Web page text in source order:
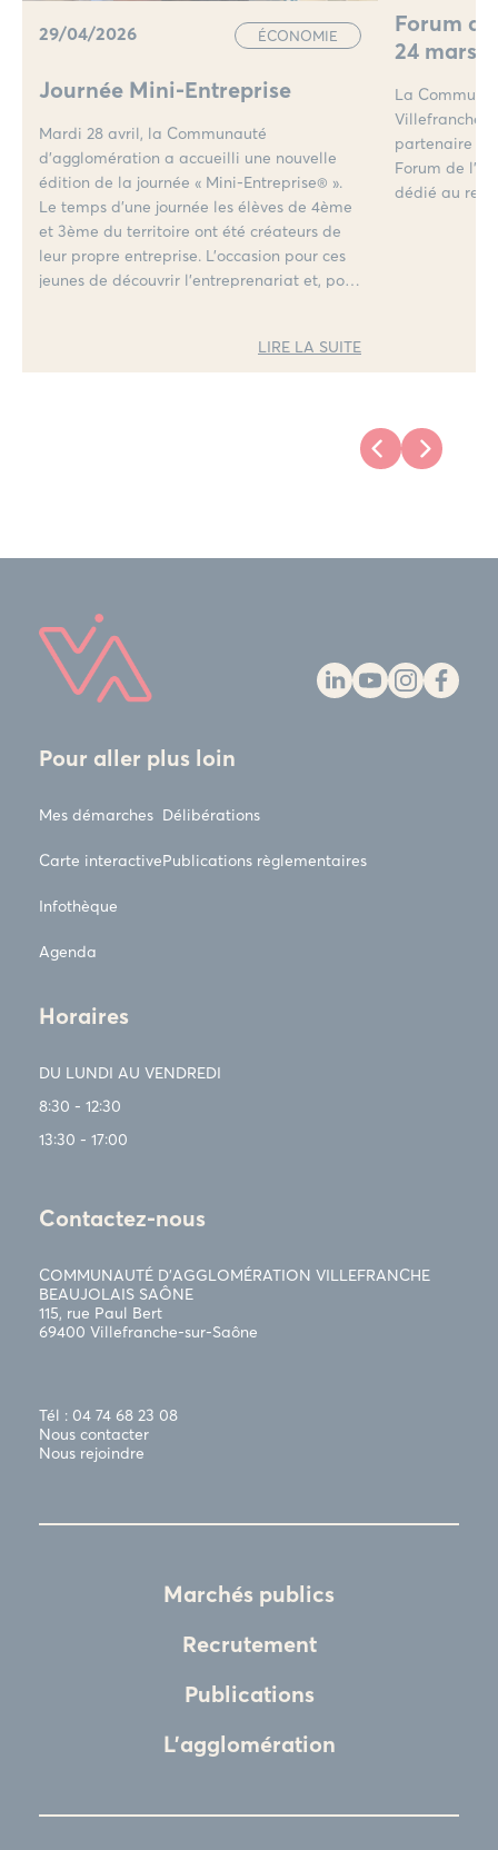
29/04/2026 ÉCONOMIE
Journée Mini-Entreprise
Mardi 28 avril, la Communauté
d’agglomération a accueilli une nouvelle
édition de la journée « Mini-Entreprise® ».
Le temps d’une journée les élèves de 4ème
et 3ème du territoire ont été créateurs de
leur propre entreprise. L’occasion pour ces
jeunes de découvrir l’entreprenariat et, pour
LIRE LA SUITE
Forum
24 mars
La
Villefranche
partenaire
Forum de
dédié au
Pour aller plus loin
Mes démarches
Carte interactive
Infothèque
Agenda
Délibérations
Publications règlementaires
Horaires
DU LUNDI AU VENDREDI
8:30 - 12:30
13:30 - 17:00
Contactez-nous
COMMUNAUTÉ D’AGGLOMÉRATION VILLEFRANCHE
BEAUJOLAIS SAÔNE
115, rue Paul Bert
69400 Villefranche-sur-Saône
Tél : 04 74 68 23 08
Nous contacter
Nous rejoindre
Marchés publics
Recrutement
Publications
L'agglomération